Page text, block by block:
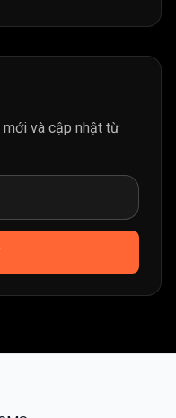
mới và cập nhật từ